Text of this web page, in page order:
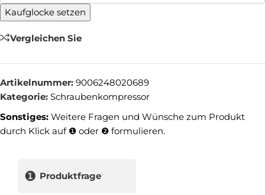
Kaufglocke setzen
Vergleichen Sie
Artikelnummer: 9006248020689
Kategorie: Schraubenkompressor
Sonstiges: Weitere Fragen und Wünsche zum Produkt
durch Klick auf ❶ oder ❷ formulieren.
❶ Produktfrage